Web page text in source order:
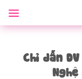
qua
nội
Chỉ dẫn